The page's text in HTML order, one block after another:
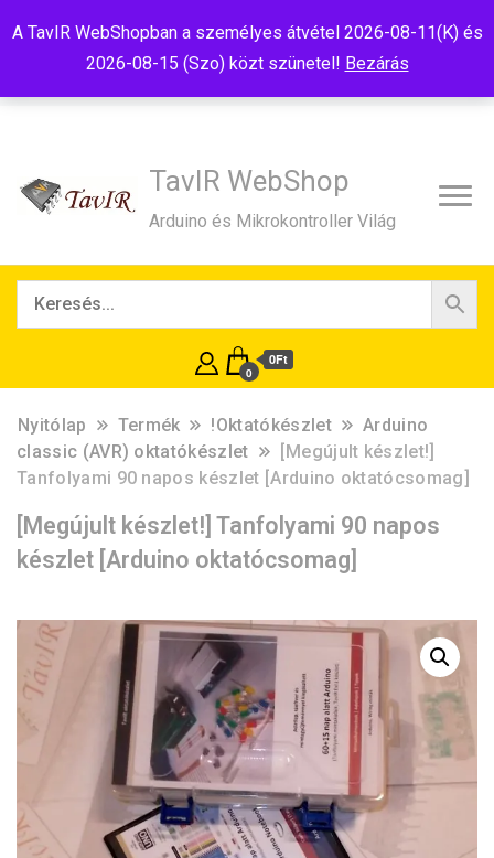
A TavIR WebShopban a személyes átvétel 2026-08-11(K) és
2026-08-15 (Szo) közt szünetel! Bezárás
TavIR WebShop
Arduino és Mikrokontroller Világ
0
0Ft
Nyitólap Termék !Oktatókészlet
Arduino
classic (AVR) oktatókészlet
[Megújult készlet!]
Tanfolyami 90 napos készlet [Arduino oktatócsomag]
[Megújult készlet!] Tanfolyami 90 napos
készlet [Arduino oktatócsomag]